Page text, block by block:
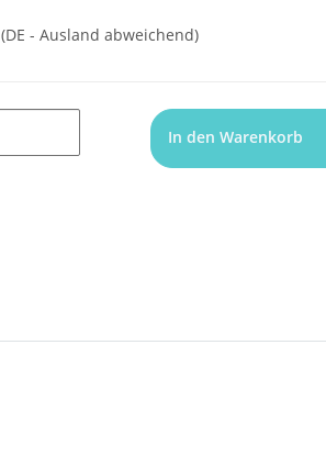
(DE - Ausland abweichend)
In den Warenkorb